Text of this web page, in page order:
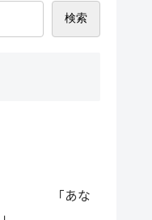
検索
な